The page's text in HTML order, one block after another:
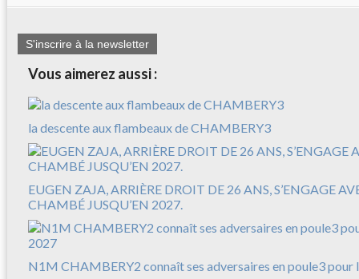
S'inscrire à la newsletter
Vous aimerez aussi :
la descente aux flambeaux de CHAMBERY3
EUGEN ZAJA, ARRIÈRE DROIT DE 26 ANS, S’ENGAGE
CHAMBÉ JUSQU’EN 2027.
N1M CHAMBERY2 connaît ses adversaires en poule3 pour